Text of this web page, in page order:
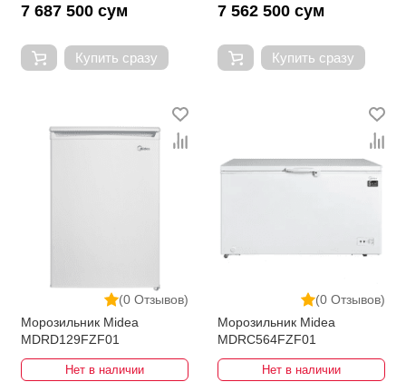
7 687 500 сум
Купить сразу
7 562 500 сум
Купить сразу
(0 Отзывов)
Морозильник Midea
MDRD129FZF01
Нет в наличии
(0 Отзывов)
Морозильник Midea
MDRC564FZF01
Нет в наличии